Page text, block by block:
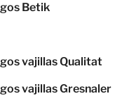
Betik
vajillas Qualitat
vajillas Gresnaler